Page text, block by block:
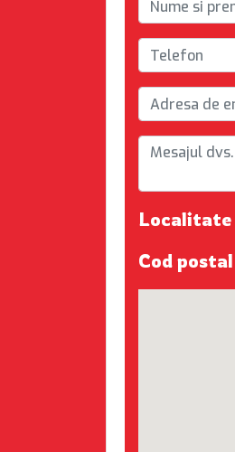
Localitate
Cod